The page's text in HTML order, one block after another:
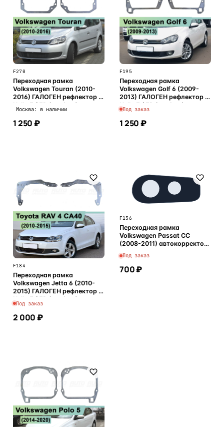
F270
Переходная рамка
Volkswagen Touran (2010-
2016) ГАЛОГЕН рефлектор -
Hella 3 / 3R (к-т 2шт)
Москва: в наличии
1 250 ₽
F195
Переходная рамка
Volkswagen Golf 6 (2009-
2013) ГАЛОГЕН рефлектор -
Hella 3 / 3R (к-т 2шт)
Под заказ
1 250 ₽
F184
Переходная рамка
Volkswagen Jetta 6 (2010-
2015) ГАЛОГЕН рефлектор -
Hella 3 / 3R (к-т 2шт)
Под заказ
2 000 ₽
F136
Переходная рамка
Volkswagen Passat CC
(2008-2011) автокорректор
- Hella 3 / 3R (к-т 2шт)
Под заказ
700 ₽